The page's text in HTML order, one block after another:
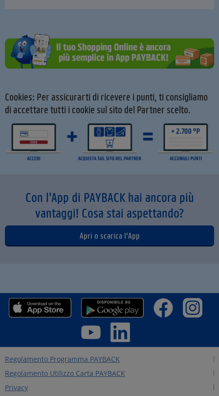
Cookies: Per assicurarti di ricevere i punti, ti consigliamo
di accettare tutti i cookie sul sito del Partner scelto.
Con l'App di PAYBACK hai ancora più
vantaggi! Cosa stai aspettando?
Apri o scarica l'App
Regolamento Programma PAYBACK
Regolamento Utilizzo Carta PAYBACK
Privacy